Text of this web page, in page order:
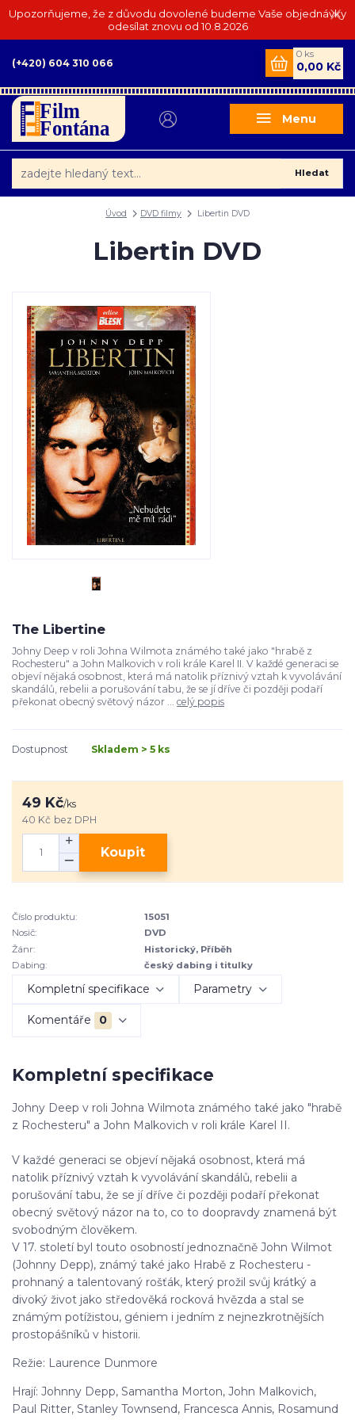
Upozorňujeme, že z důvodu dovolené budeme Vaše objednávky
odesílat znovu od 10.8.2026
Menu
Hledat
(+420) 604 310 066
0 ks
0,00 Kč
Úvod DVD filmy Libertin DVD
Libertin DVD
The Libertine
Johny Deep v roli Johna Wilmota známého také jako "hrabě z
Rochesteru" a John Malkovich v roli krále Karel II. V každé generaci se
objeví nějaká osobnost, která má natolik příznivý vztah k vyvolávání
skandálů, rebelii a porušování tabu, že se jí dříve či později podaří
překonat obecný světový názor ... celý popis
Dostupnost Skladem > 5 ks
49 Kč/ks
40 Kč bez DPH
Koupit
Číslo produktu:
15051
Nosič:
DVD
Žánr:
Historický, Příběh
Dabing:
český dabing i titulky
Kompletní specifikace Parametry
Komentáře 0
Kompletní specifikace
Johny Deep v roli Johna Wilmota známého také jako "hrabě
z Rochesteru" a John Malkovich v roli krále Karel II.
V každé generaci se objeví nějaká osobnost, která má
natolik příznivý vztah k vyvolávání skandálů, rebelii a
porušování tabu, že se jí dříve či později podaří překonat
obecný světový názor na to, co to doopravdy znamená být
svobodným člověkem.
V 17. století byl touto osobností jednoznačně John Wilmot
(Johnny Depp), známý také jako Hrabě z Rochesteru -
prohnaný a talentovaný rošťák, který prožil svůj krátký a
divoký život jako středověká rocková hvězda a stal se
známým potížistou, géniem i jedním z nejnezkrotnějších
prostopášníků v historii.
Režie: Laurence Dunmore
Hrají: Johnny Depp, Samantha Morton, John Malkovich,
Paul Ritter, Stanley Townsend, Francesca Annis, Rosamund